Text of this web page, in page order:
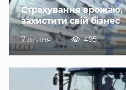
Страхування врожаю,
захистити свій бізнес
7 липня 495